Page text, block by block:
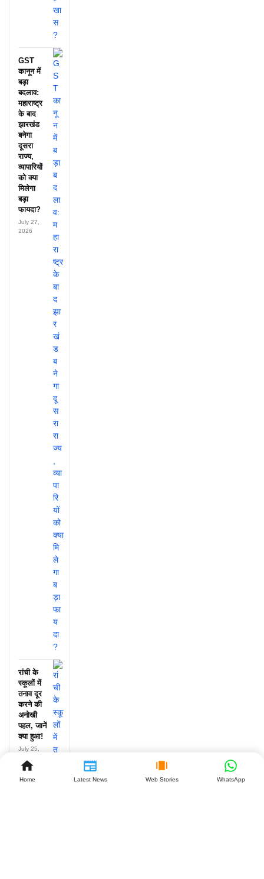
Home Latest News Web Stories WhatsApp
GST
कानून में
बड़ा
बदलाव:
महाराष्ट्र
के बाद
झारखंड
बनेगा
दूसरा
राज्य,
व्यापारियों
को क्या
मिलेगा
बड़ा
फायदा?
July 27,
2026
रांची के
स्कूलों में
तनाव दूर
करने की
अनोखी
पहल, जानें
क्या हुआ!
July 25,